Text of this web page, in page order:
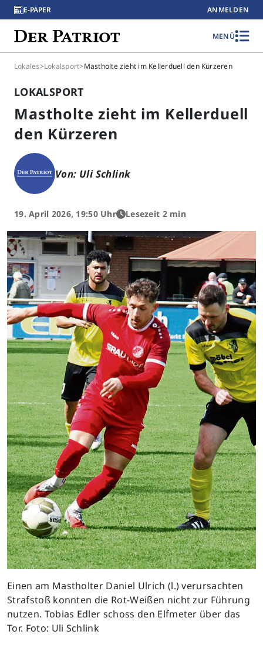
E-PAPER ANMELDEN
MENÜ
Lokales>Lokalsport>Mastholte zieht im Kellerduell den Kürzeren
LOKALSPORT
Mastholte zieht im Kellerduell
den Kürzeren
Von: Uli Schlink
19. April 2026, 19:50 Uhr Lesezeit 2 min
Einen am Mastholter Daniel Ulrich (l.) verursachten
Strafstoß konnten die Rot-Weißen nicht zur Führung
nutzen. Tobias Edler schoss den Elfmeter über das
Tor. Foto: Uli Schlink